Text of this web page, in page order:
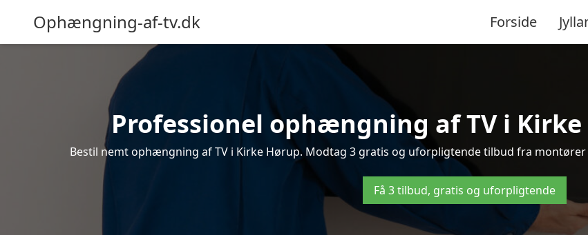
Ophængning-af-tv.dk Forside
Professionel ophængning af TV i
Bestil nemt ophængning af TV i Kirke Hørup. Modtag 3 gratis og uforpligtende tilbud fra
Få 3 tilbud, gratis og uforpligtende